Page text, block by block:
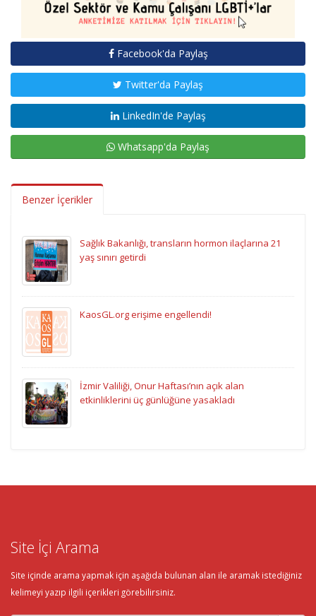
Facebook'da Paylaş
Twitter'da Paylaş
LinkedIn'de Paylaş
Whatsapp'da Paylaş
Benzer İçerikler
Sağlık Bakanlığı, transların hormon ilaçlarına 21
yaş sınırı getirdi
KaosGL.org erişime engellendi!
İzmir Valiliği, Onur Haftası’nın açık alan
etkinliklerini üç günlüğüne yasakladı
Site İçi Arama
Site içinde arama yapmak için aşağıda bulunan alan ile aramak istediğiniz
kelimeyi yazıp ilgili içerikleri görebilirsiniz.